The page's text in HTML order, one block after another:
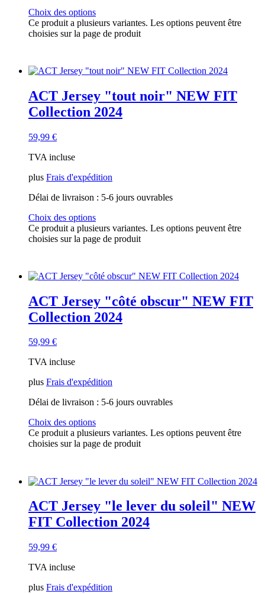
Choix des options
Ce produit a plusieurs variantes. Les options peuvent être
choisies sur la page de produit
ACT Jersey "tout noir" NEW FIT
Collection 2024
59,99 €
TVA incluse
plus Frais d'expédition
Délai de livraison : 5-6 jours ouvrables
Choix des options
Ce produit a plusieurs variantes. Les options peuvent être
choisies sur la page de produit
ACT Jersey "côté obscur" NEW FIT
Collection 2024
59,99 €
TVA incluse
plus Frais d'expédition
Délai de livraison : 5-6 jours ouvrables
Choix des options
Ce produit a plusieurs variantes. Les options peuvent être
choisies sur la page de produit
ACT Jersey "le lever du soleil" NEW
FIT Collection 2024
59,99 €
TVA incluse
plus Frais d'expédition